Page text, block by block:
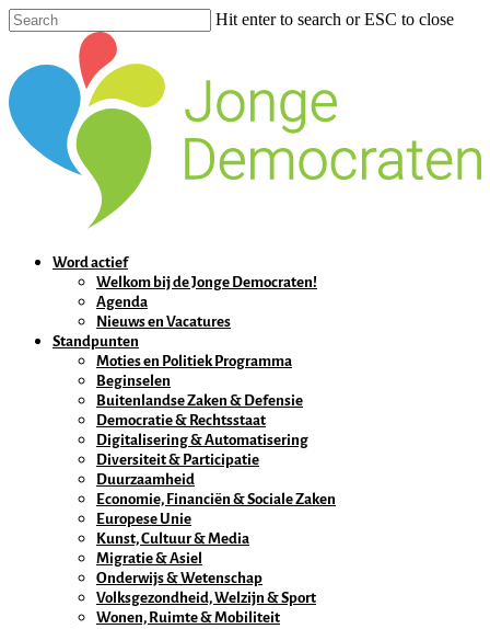
Hit enter to search or ESC to close
Word actief
Welkom bij de Jonge Democraten!
Agenda
Nieuws en Vacatures
Standpunten
Moties en Politiek Programma
Beginselen
Buitenlandse Zaken & Defensie
Democratie & Rechtsstaat
Digitalisering & Automatisering
Diversiteit & Participatie
Duurzaamheid
Economie, Financiën & Sociale Zaken
Europese Unie
Kunst, Cultuur & Media
Migratie & Asiel
Onderwijs & Wetenschap
Volksgezondheid, Welzijn & Sport
Wonen, Ruimte & Mobiliteit